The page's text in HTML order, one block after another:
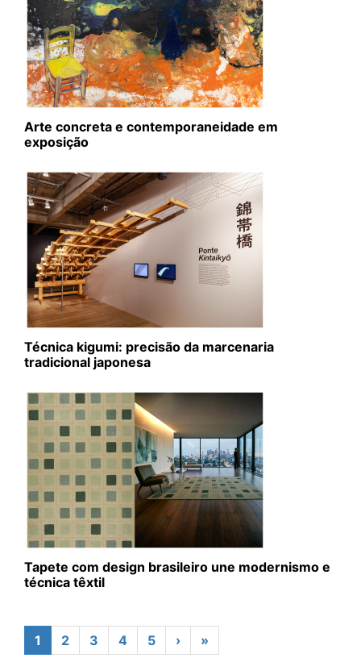
Arte concreta e contemporaneidade em
exposição
Técnica kigumi: precisão da marcenaria
tradicional japonesa
Tapete com design brasileiro une modernismo e
técnica têxtil
1 2 3 4 5 › »